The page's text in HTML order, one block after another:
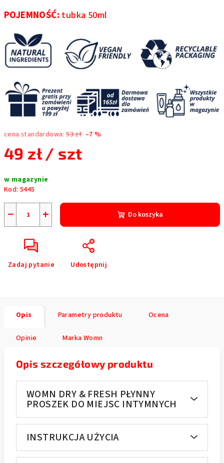
POJEMNOŚĆ: tubka 50ml
cena standardowa: 53 zł –7 %
49 zł / szt
jednostkowa:
w magazynie
Kod: 5445
+
− Do koszyka
Zadaj pytanie Udostępnij
Opis Parametry produktu Ocena
Opinie Marka Womn
Opis szczegółowy produktu
WOMN DRY & FRESH PŁYNNY
PROSZEK DO MIEJSC INTYMNYCH
INSTRUKCJA UŻYCIA